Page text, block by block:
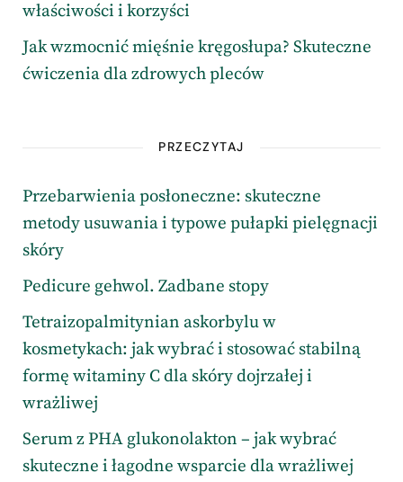
właściwości i korzyści
Jak wzmocnić mięśnie kręgosłupa? Skuteczne
ćwiczenia dla zdrowych pleców
PRZECZYTAJ
Przebarwienia posłoneczne: skuteczne
metody usuwania i typowe pułapki pielęgnacji
skóry
Pedicure gehwol. Zadbane stopy
Tetraizopalmitynian askorbylu w
kosmetykach: jak wybrać i stosować stabilną
formę witaminy C dla skóry dojrzałej i
wrażliwej
Serum z PHA glukonolakton – jak wybrać
skuteczne i łagodne wsparcie dla wrażliwej